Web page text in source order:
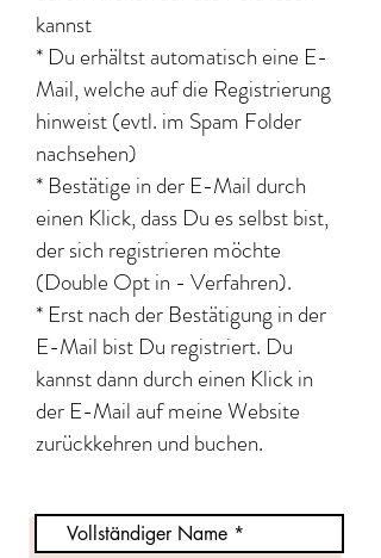
kannst
* Du erhältst automatisch eine E-
Mail, welche auf die Registrierung
hinweist (evtl. im Spam Folder
nachsehen)
* Bestätige in der E-Mail durch
einen Klick, dass Du es selbst bist,
der sich registrieren möchte
(Double Opt in - Verfahren).
* Erst nach der Bestätigung in der
E-Mail bist Du registriert. Du
kannst dann durch einen Klick in
der E-Mail auf meine Website
zurückkehren und buchen.